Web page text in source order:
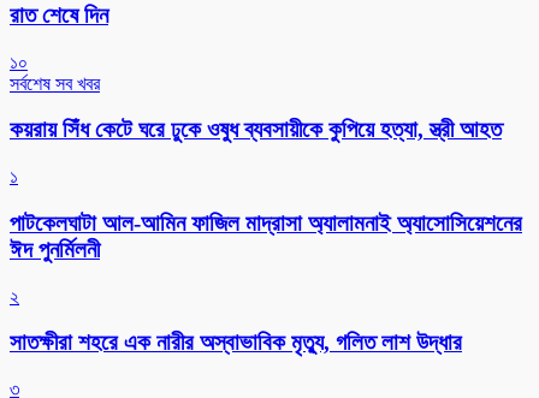
রাত শেষে দিন
১০
সর্বশেষ সব খবর
কয়রায় সিঁধ কেটে ঘরে ঢুকে ওষুধ ব্যবসায়ীকে কুপিয়ে হত্যা, স্ত্রী আহত
১
পাটকেলঘাটা আল-আমিন ফাজিল মাদ্রাসা অ্যালামনাই অ্যাসোসিয়েশনের
ঈদ পুনর্মিলনী
২
সাতক্ষীরা শহরে এক নারীর অস্বাভাবিক মৃত্যু, গলিত লাশ উদ্ধার
৩